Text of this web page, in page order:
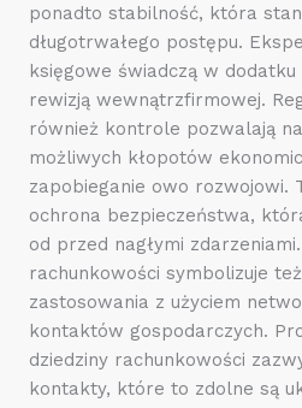
ponadto stabilność, która
długotrwałego postępu.
księgowe świadczą w
rewizją wewnątrzfirmowej.
również kontrole pozwalają
możliwych kłopotów
zapobieganie owo rozwojowi.
ochrona bezpieczeństwa,
od przed nagłymi
rachunkowości symbolizuje
zastosowania z użyciem
kontaktów gospodarczych.
dziedziny rachunkowości
kontakty, które to zdolne są